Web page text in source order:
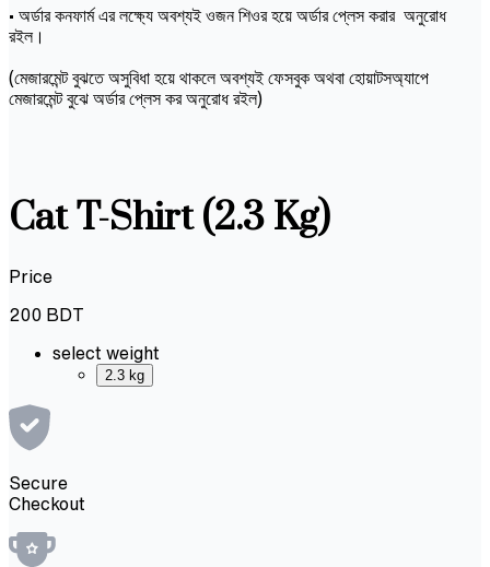
• অর্ডার কনফার্ম এর লক্ষ্যে অবশ্যই ওজন শিওর হয়ে অর্ডার প্লেস করার অনুরোধ
রইল।
(মেজারমেন্ট বুঝতে অসুবিধা হয়ে থাকলে অবশ্যই ফেসবুক অথবা হোয়াটসঅ্যাপে
মেজারমেন্ট বুঝে অর্ডার প্লেস কর অনুরোধ রইল)
Cat T-Shirt (2.3 Kg)
Price
200 BDT
select weight
2.3 kg
Secure
Checkout